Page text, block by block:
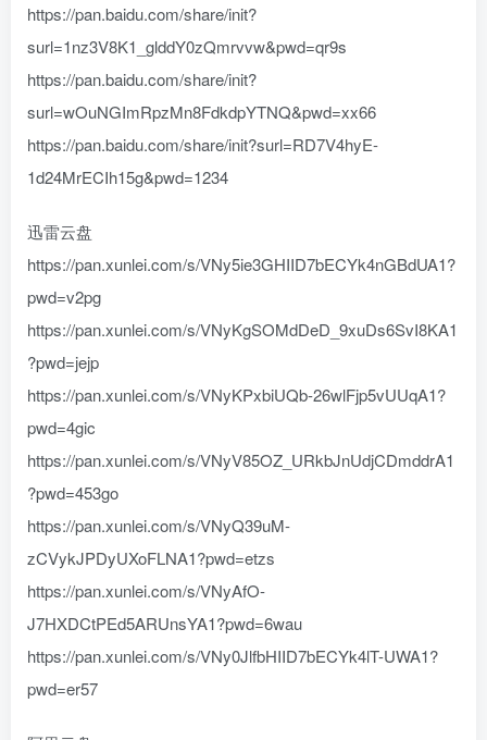
https://pan.baidu.com/share/init?
surl=1nz3V8K1_glddY0zQmrvvw&pwd=qr9s
https://pan.baidu.com/share/init?
surl=wOuNGImRpzMn8FdkdpYTNQ&pwd=xx66
https://pan.baidu.com/share/init?surl=RD7V4hyE-
1d24MrECIh15g&pwd=1234
迅雷云盘
https://pan.xunlei.com/s/VNy5ie3GHIID7bECYk4nGBdUA1?
pwd=v2pg
https://pan.xunlei.com/s/VNyKgSOMdDeD_9xuDs6SvI8KA1
?pwd=jejp
https://pan.xunlei.com/s/VNyKPxbiUQb-26wlFjp5vUUqA1?
pwd=4gic
https://pan.xunlei.com/s/VNyV85OZ_URkbJnUdjCDmddrA1
?pwd=453go
https://pan.xunlei.com/s/VNyQ39uM-
zCVykJPDyUXoFLNA1?pwd=etzs
https://pan.xunlei.com/s/VNyAfO-
J7HXDCtPEd5ARUnsYA1?pwd=6wau
https://pan.xunlei.com/s/VNy0JlfbHIID7bECYk4lT-UWA1?
pwd=er57